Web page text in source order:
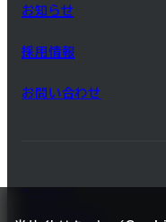
お知らせ
採用情報
お問い合わせ